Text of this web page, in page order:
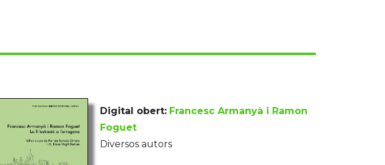
Digital obert: Francesc Armanyà i Ramon
Foguet
Diversos autors